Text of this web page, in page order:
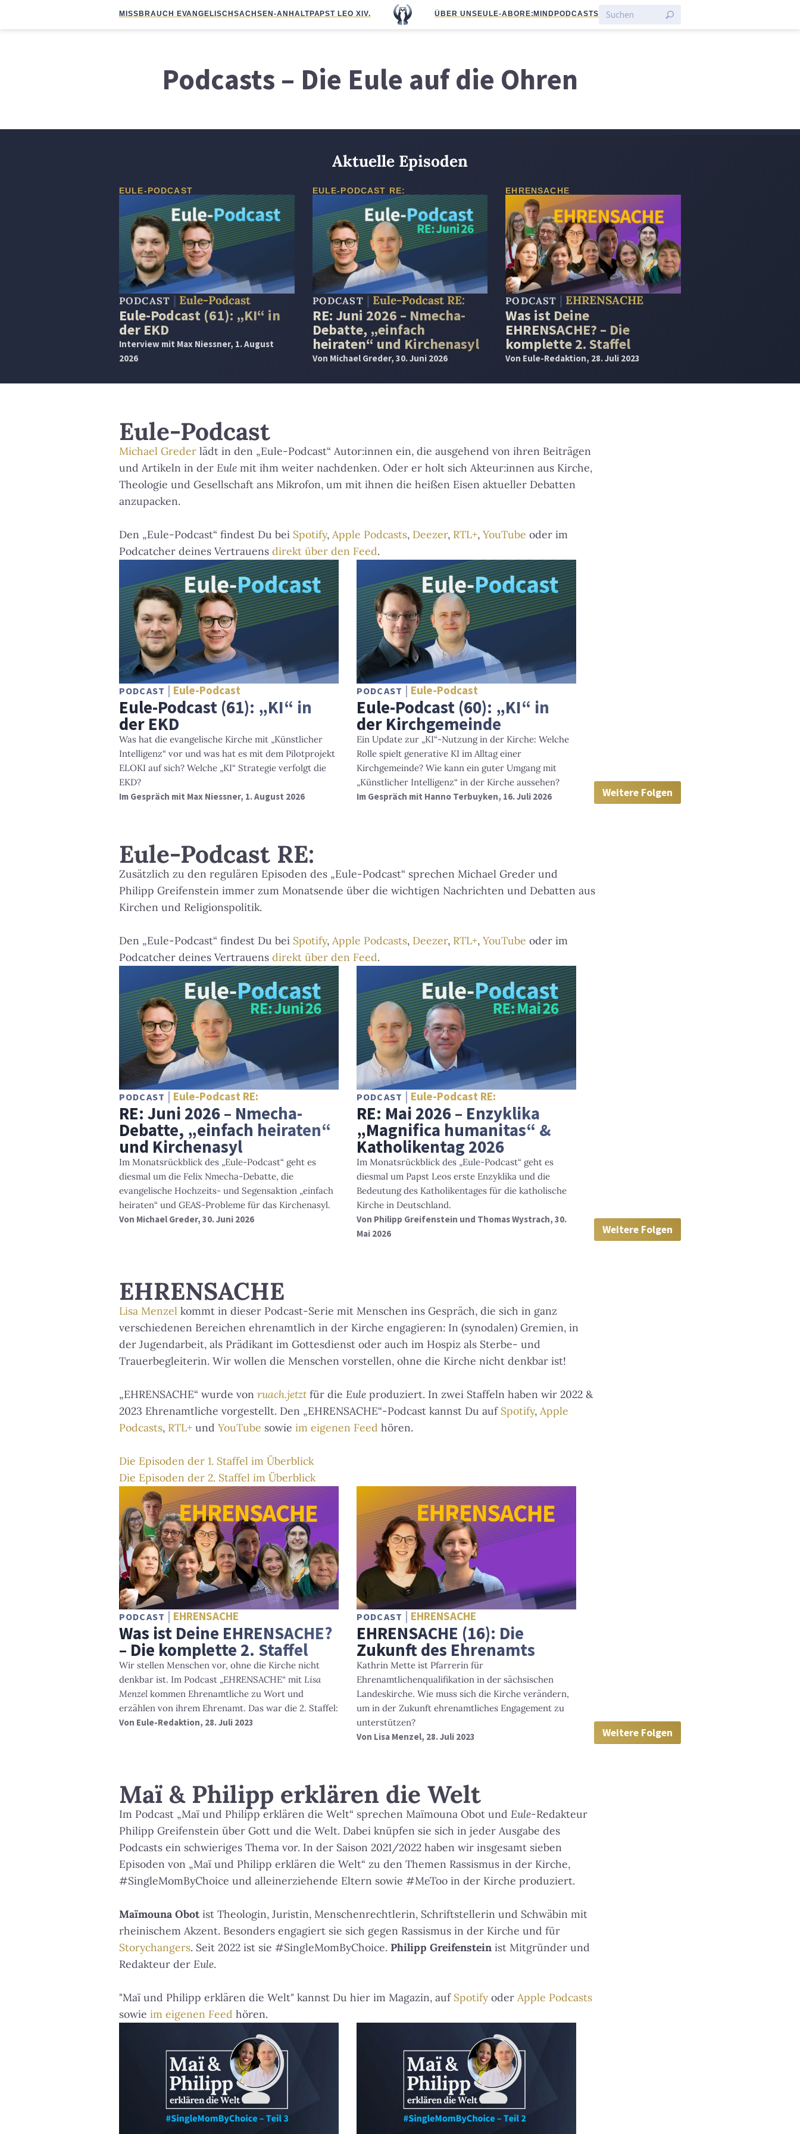
MISSBRAUCH EVANGELISCHSACHSEN-ANHALTPAPST LEO XIV. ÜBER UNS EULE-ABO RE:MIND PODCASTS
Podcasts – Die Eule auf die Ohren
Aktuelle Episoden
EULE-PODCAST
PODCAST Eule-Podcast
Eule-Podcast (61): „KI“ in
der EKD
Interview mit Max Niessner, 1. August
2026
EULE-PODCAST RE:
PODCAST Eule-Podcast RE:
RE: Juni 2026 – Nmecha-
Debatte, „einfach
heiraten“ und Kirchenasyl
Von Michael Greder, 30. Juni 2026
EHRENSACHE
PODCAST EHRENSACHE
Was ist Deine
EHRENSACHE? – Die
komplette 2. Staffel
Von Eule-Redaktion, 28. Juli 2023
Eule-Podcast
Michael Greder lädt in den „Eule-Podcast“ Autor:innen ein, die ausgehend von ihren Beiträgen
und Artikeln in der Eule mit ihm weiter nachdenken. Oder er holt sich Akteur:innen aus Kirche,
Theologie und Gesellschaft ans Mikrofon, um mit ihnen die heißen Eisen aktueller Debatten
anzupacken.
Den „Eule-Podcast“ findest Du bei Spotify, Apple Podcasts, Deezer, RTL+, YouTube oder im
Podcatcher deines Vertrauens direkt über den Feed
PODCAST Eule-Podcast
Eule-Podcast (61): „KI“ in
der EKD
Was hat die evangelische Kirche mit „Künstlicher
Intelligenz“ vor und was hat es mit dem Pilotprojekt
ELOKI auf sich? Welche „KI“ Strategie verfolgt die
EKD?
Im Gespräch mit Max Niessner, 1. August 2026
PODCAST Eule-Podcast
Eule-Podcast (60): „KI“ in
der Kirchgemeinde
Ein Update zur „KI“-Nutzung in der Kirche: Welche
Rolle spielt generative KI im Alltag einer
Kirchgemeinde? Wie kann ein guter Umgang mit
„Künstlicher Intelligenz“ in der Kirche aussehen?
Im Gespräch mit Hanno Terbuyken, 16. Juli 2026
Weitere Folgen
Eule-Podcast RE:
Zusätzlich zu den regulären Episoden des „Eule-Podcast“ sprechen Michael Greder und
Philipp Greifenstein immer zum Monatsende über die wichtigen Nachrichten und Debatten aus
Kirchen und Religionspolitik.
Den „Eule-Podcast“ findest Du bei Spotify, Apple Podcasts, Deezer, RTL+, YouTube oder im
Podcatcher deines Vertrauens direkt über den Feed.
PODCAST Eule-Podcast RE:
RE: Juni 2026 – Nmecha-
Debatte, „einfach heiraten“
und Kirchenasyl
Im Monatsrückblick des „Eule-Podcast“ geht es
diesmal um die Felix Nmecha-Debatte, die
evangelische Hochzeits- und Segensaktion „einfach
heiraten“ und GEAS-Probleme für das Kirchenasyl.
Von Michael Greder, 30. Juni 2026
PODCAST Eule-Podcast RE:
RE: Mai 2026 – Enzyklika
„Magnifica humanitas“ &
Katholikentag 2026
Im Monatsrückblick des „Eule-Podcast“ geht es
diesmal um Papst Leos erste Enzyklika und die
Bedeutung des Katholikentages für die katholische
Kirche in Deutschland.
Von Philipp Greifenstein und Thomas Wystrach, 30.
Mai 2026
Weitere Folgen
EHRENSACHE
Lisa Menzel kommt in dieser Podcast-Serie mit Menschen ins Gespräch, die sich in ganz
verschiedenen Bereichen ehrenamtlich in der Kirche engagieren: In (synodalen) Gremien, in
der Jugendarbeit, als Prädikant im Gottesdienst oder auch im Hospiz als Sterbe- und
Trauerbegleiterin. Wir wollen die Menschen vorstellen, ohne die Kirche nicht denkbar ist!
„EHRENSACHE“ wurde von ruach.jetztfür die Eule produziert. In zwei Staffeln haben wir 2022 &
2023 Ehrenamtliche vorgestellt. Den „EHRENSACHE“-Podcast kannst Du auf Spotify, Apple
Podcasts, RTL+ und YouTube sowie im eigenen Feed hören.
Die Episoden der 1. Staffel im Überblick
Die Episoden der 2. Staffel im Überblick
PODCAST EHRENSACHE
Was ist Deine EHRENSACHE?
– Die komplette 2. Staffel
Wir stellen Menschen vor, ohne die Kirche nicht
denkbar ist. Im Podcast „EHRENSACHE“ mit Lisa
Menzel kommen Ehrenamtliche zu Wort und
erzählen von ihrem Ehrenamt. Das war die 2. Staffel:
Von Eule-Redaktion, 28. Juli 2023
PODCAST EHRENSACHE
EHRENSACHE (16): Die
Zukunft des Ehrenamts
Kathrin Mette ist Pfarrerin für
Ehrenamtlichenqualifikation in der sächsischen
Landeskirche. Wie muss sich die Kirche verändern,
um in der Zukunft ehrenamtliches Engagement zu
unterstützen?
Von Lisa Menzel, 28. Juli 2023 Weitere Folgen
Maï & Philipp erklären die Welt
Im Podcast „Maï und Philipp erklären die Welt“ sprechen Maïmouna Obot und Eule-Redakteur
Philipp Greifenstein über Gott und die Welt. Dabei knüpfen sie sich in jeder Ausgabe des
Podcasts ein schwieriges Thema vor. In der Saison 2021/2022 haben wir insgesamt sieben
Episoden von „Maï und Philipp erklären die Welt“ zu den Themen Rassismus in der Kirche,
#SingleMomByChoice und alleinerziehende Eltern sowie #MeToo in der Kirche produziert.
Maïmouna Obotist Theologin, Juristin, Menschenrechtlerin, Schriftstellerin und Schwäbin mit
rheinischem Akzent. Besonders engagiert sie sich gegen Rassismus in der Kirche und für
Storychangers. Seit 2022 ist sie #SingleMomByChoice. Philipp Greifenstein ist Mitgründer und
Redakteur der Eule.
"Maï und Philipp erklären die Welt" kannst Du hier im Magazin, auf Spotifyoder Apple Podcasts
sowie im eigenen Feed hören.